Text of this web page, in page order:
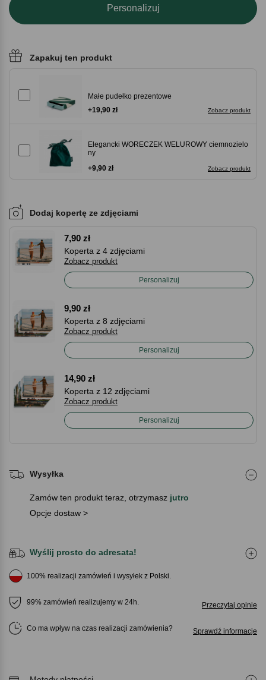
Personalizuj
Zapakuj ten produkt
Małe pudełko prezentowe
Zobacz produkt
+19,90 zł
Elegancki WORECZEK WELUROWY ciemnozielo
ny
Zobacz produkt
+9,90 zł
Dodaj kopertę ze zdjęciami
7,90 zł
Koperta z 4 zdjęciami
Zobacz produkt
Personalizuj
9,90 zł
Koperta z 8 zdjęciami
Zobacz produkt
Personalizuj
14,90 zł
Koperta z 12 zdjęciami
Zobacz produkt
Personalizuj
Wysyłka
Zamów ten produkt teraz, otrzymasz jutro
Opcje dostaw >
Wyślij prosto do adresata!
100% realizacji zamówień i wysyłek z Polski.
99% zamówień realizujemy w 24h. Przeczytaj opinie
Co ma wpływ na czas realizacji zamówienia Sprawdź informacje